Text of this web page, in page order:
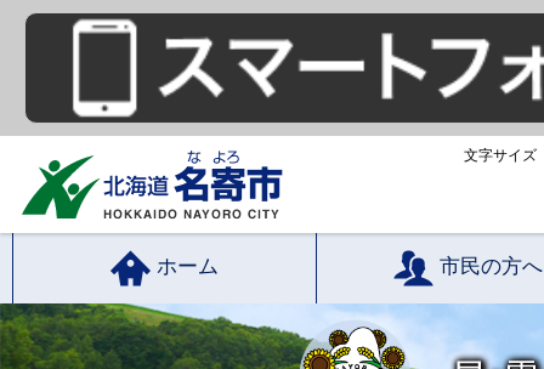
文字サイズ
ホーム 市民の方へ